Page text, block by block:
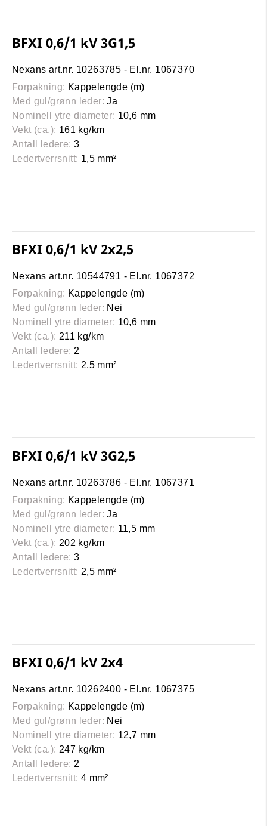
BFXI 0,6/1 kV 3G1,5
Nexans art.nr. 10263785 - El.nr. 1067370
Forpakning: Kappelengde (m)
Med gul/grønn leder: Ja
Nominell ytre diameter: 10,6 mm
Vekt (ca.): 161 kg/km
Antall ledere: 3
Ledertverrsnitt: 1,5 mm²
BFXI 0,6/1 kV 2x2,5
Nexans art.nr. 10544791 - El.nr. 1067372
Forpakning: Kappelengde (m)
Med gul/grønn leder: Nei
Nominell ytre diameter: 10,6 mm
Vekt (ca.): 211 kg/km
Antall ledere: 2
Ledertverrsnitt: 2,5 mm²
BFXI 0,6/1 kV 3G2,5
Nexans art.nr. 10263786 - El.nr. 1067371
Forpakning: Kappelengde (m)
Med gul/grønn leder: Ja
Nominell ytre diameter: 11,5 mm
Vekt (ca.): 202 kg/km
Antall ledere: 3
Ledertverrsnitt: 2,5 mm²
BFXI 0,6/1 kV 2x4
Nexans art.nr. 10262400 - El.nr. 1067375
Forpakning: Kappelengde (m)
Med gul/grønn leder: Nei
Nominell ytre diameter: 12,7 mm
Vekt (ca.): 247 kg/km
Antall ledere: 2
Ledertverrsnitt: 4 mm²